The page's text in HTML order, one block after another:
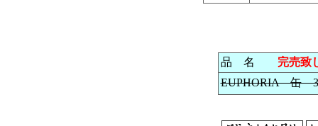
品 名
完売致
EUPHORIA 缶